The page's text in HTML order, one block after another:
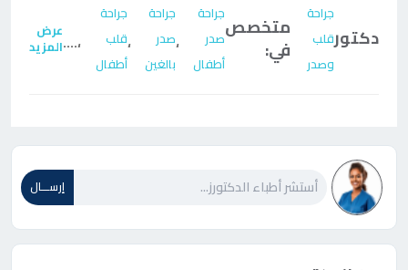
دكتور
جراحة
قلب
وصدر
متخصص
في:
جراحة
صدر
أطفال
،
جراحة
صدر
بالغين
،
جراحة
قلب
أطفال
،....عرض
المزيد
إرســـال